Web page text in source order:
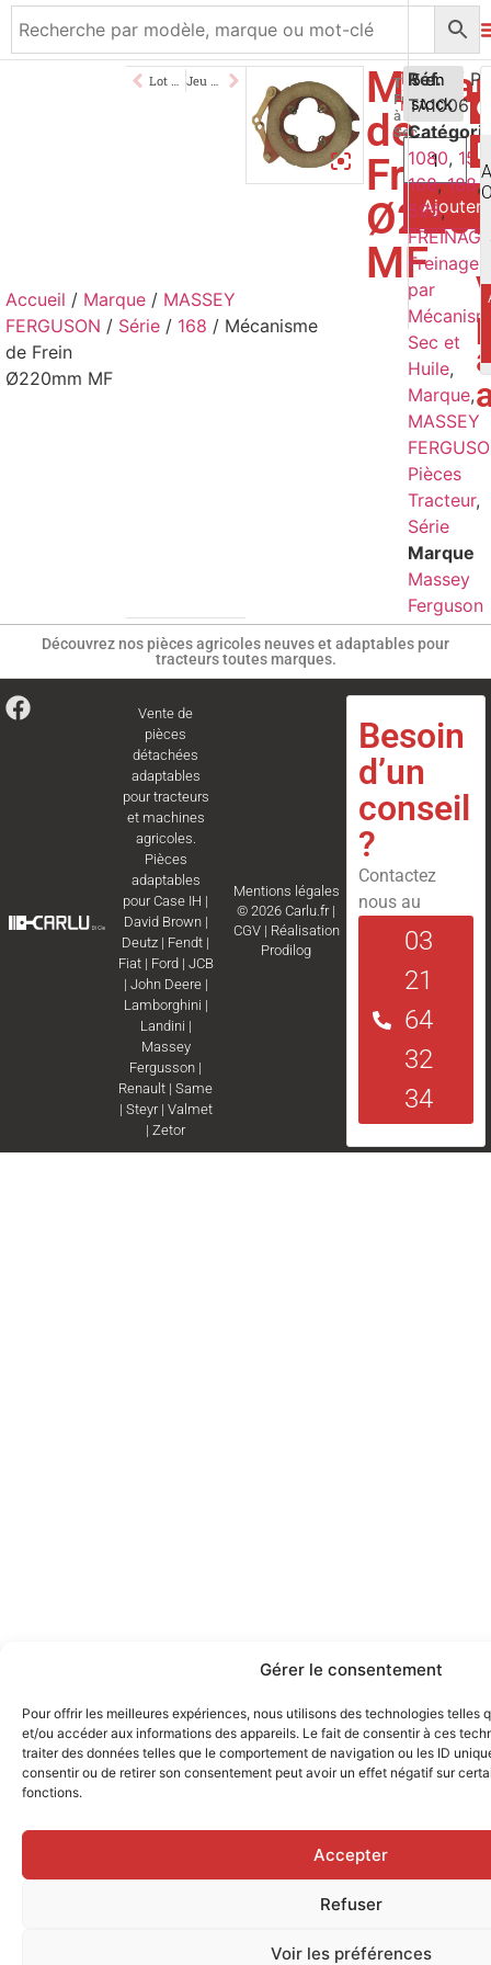
Gérer le consentement
Pour offrir les meilleures expériences, nous utilisons des technologies telles
et/ou accéder aux informations des appareils. Le fait de consentir à ces
traiter des données telles que le comportement de navigation ou les ID
consentir ou de retirer son consentement peut avoir un effet négatif sur
fonctions.
Accepter
Refuser
Voir les préférences
Accueil / Marque / MASSEY
FERGUSON / Série / 168 / Mécanisme
de Frein
Ø220mm MF
de
Frein
MF
Type
Frein
à
Sec
123,00 €
TTC
5 en
stock
Ajouter
Réf.
TA1006
1080, 158
168,188,
595,
Freinage
par
Sec et
Huile,
Marque,
MASSEY
Pièces
Tracteur,
Série
Marque
Massey
Ferguson
Découvrez nos pièces agricoles neuves et adaptables pour
tracteurs toutes marques.
Vente de
pièces
détachées
adaptables
pour tracteurs
et machines
agricoles.
Pièces
adaptables
pourCase IH |
David Brown|
Deutz | Fendt |
Fiat| Ford| JCB
| John Deere|
Lamborghini |
Landini |
Massey
Fergusson |
Renault |Same
| Steyr| Valmet
|Zetor
Mentions légales
© 2026 Carlu.fr |
CGV| Réalisation
Prodilog
Besoin
d’un
conseil
?
Contactez
nous au
03
21
64
32
34